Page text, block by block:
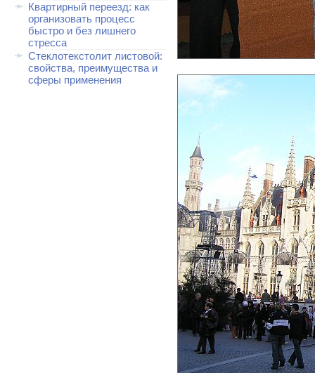
Квартирный переезд: как
организовать процесс
быстро и без лишнего
стресса
Стеклотекстолит листовой:
свойства, преимущества и
сферы применения